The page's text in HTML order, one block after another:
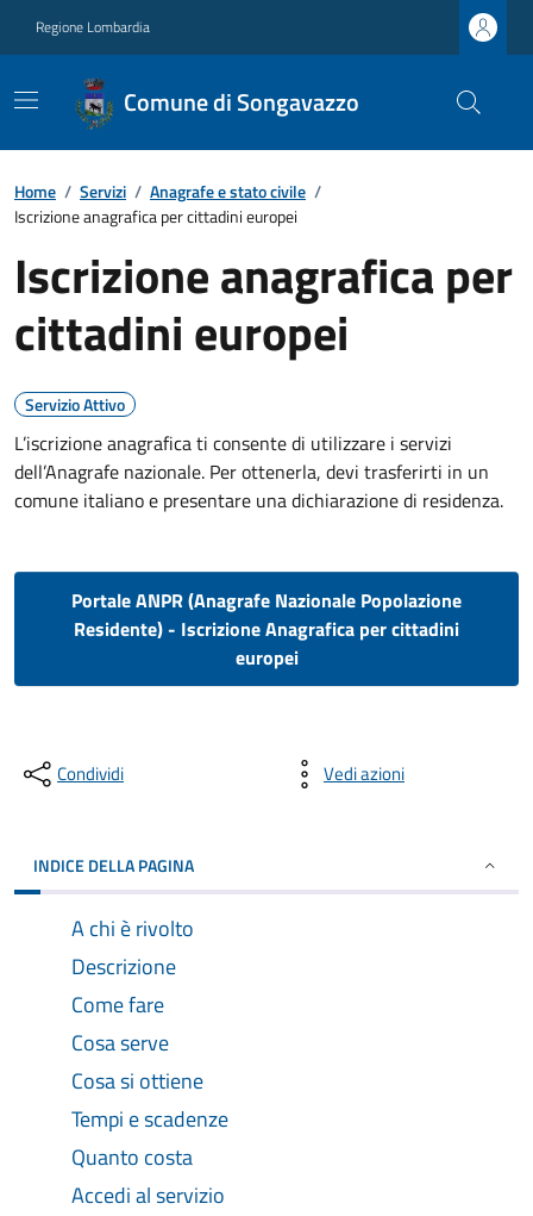
Regione Lombardia
Comune di Songavazzo
Home / Servizi / Anagrafe e stato civile /
Iscrizione anagrafica per cittadini europei
Iscrizione anagrafica per
cittadini europei
Servizio Attivo
L’iscrizione anagrafica ti consente di utilizzare i servizi
dell’Anagrafe nazionale. Per ottenerla, devi trasferirti in un
comune italiano e presentare una dichiarazione di residenza.
Portale ANPR (Anagrafe Nazionale Popolazione
Residente) - Iscrizione Anagrafica per cittadini
europei
Condividi Vedi azioni
INDICE DELLA PAGINA
A chi è rivolto
Descrizione
Come fare
Cosa serve
Cosa si ottiene
Tempi e scadenze
Quanto costa
Accedi al servizio